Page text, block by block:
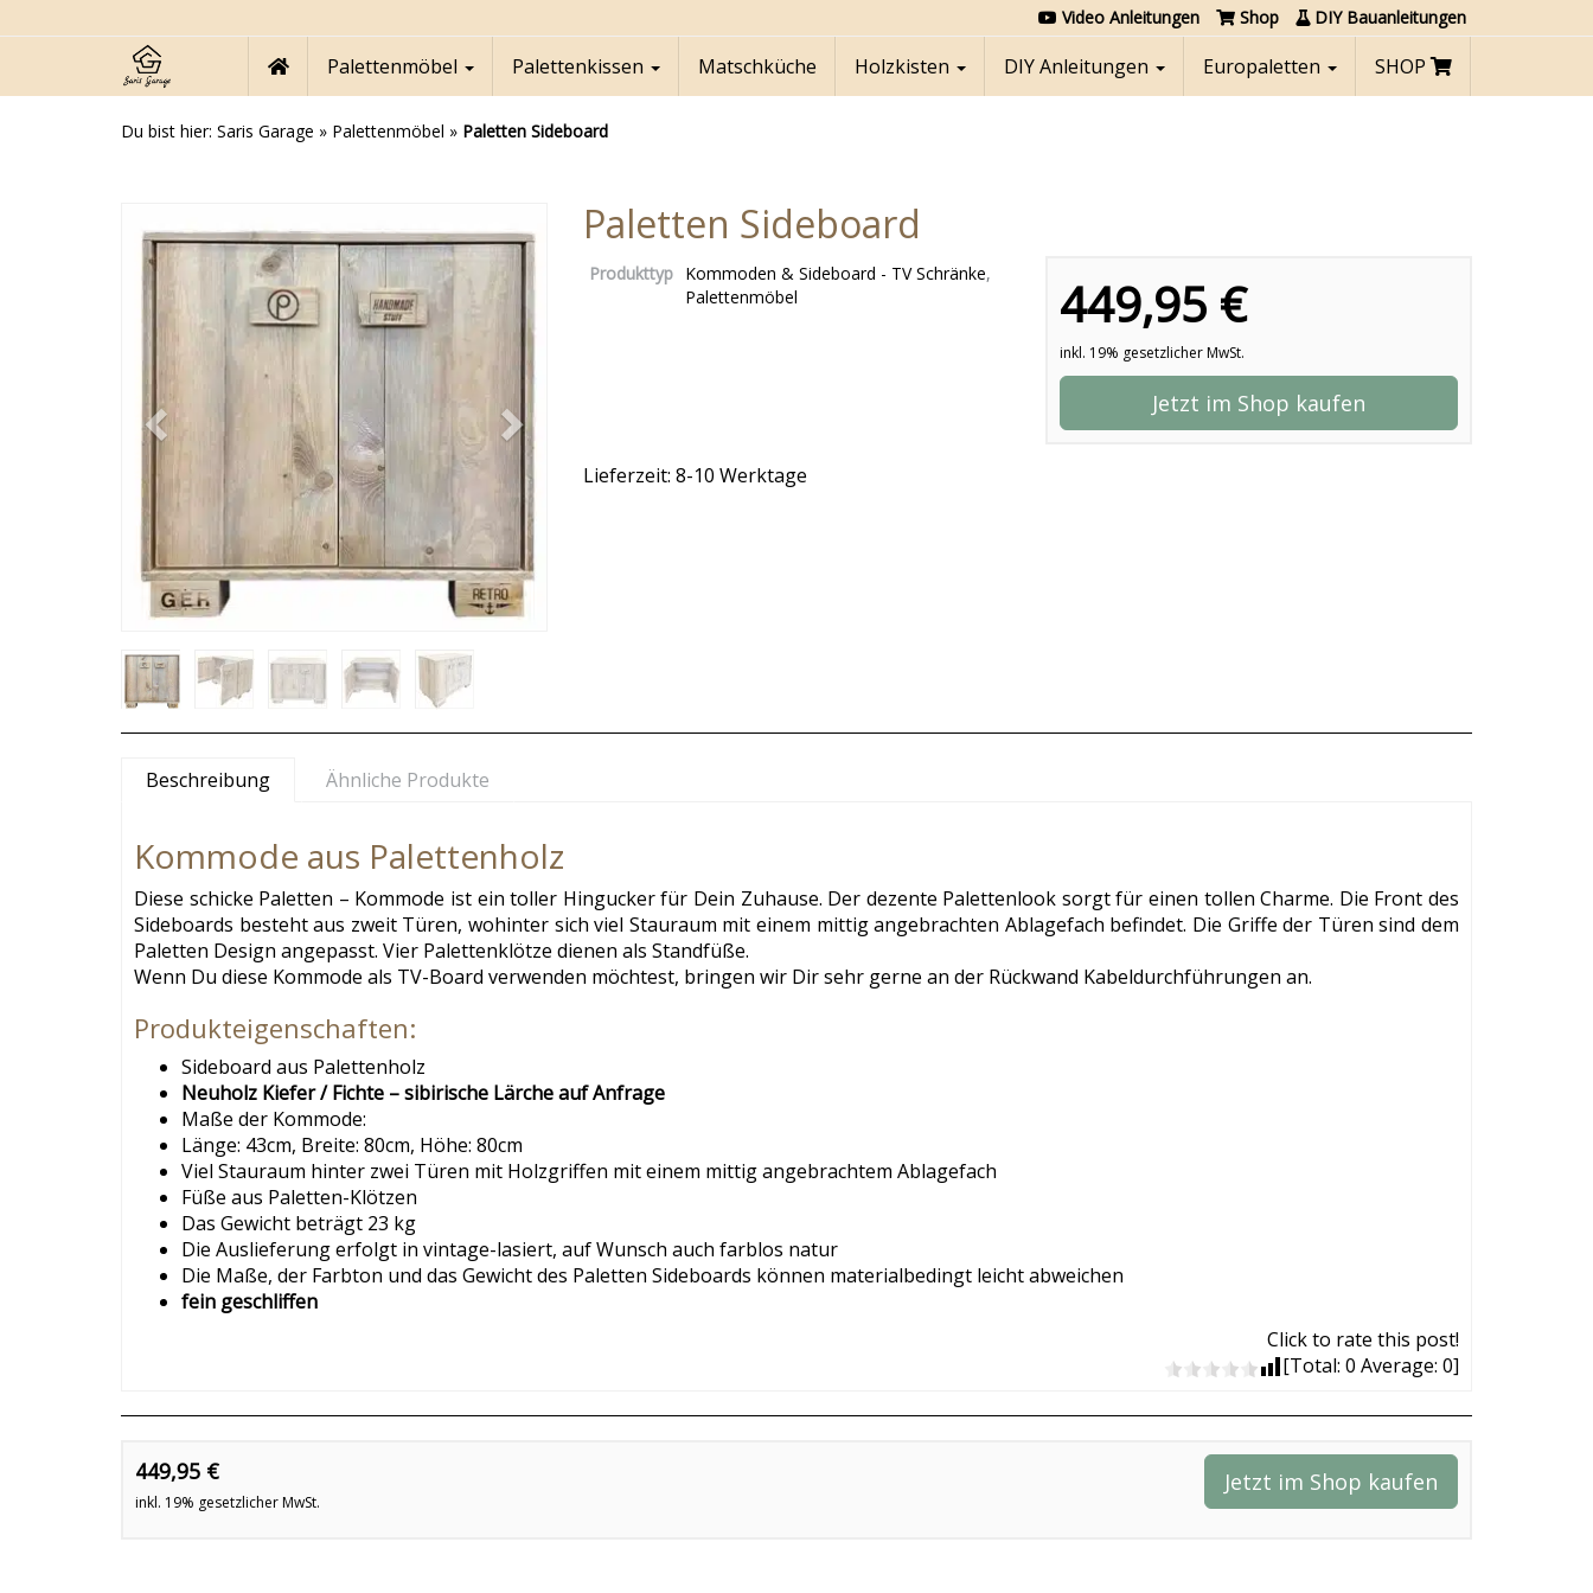
to
content
Video Anleitungen Shop DIY Bauanleitungen
Palettenmöbel Palettenkissen Matschküche Holzkisten DIY Anleitungen Europaletten SHOP
Du bist hier: Saris Garage » Palettenmöbel » Paletten Sideboard
Paletten Sideboard
449,95 €
inkl. 19% gesetzlicher MwSt.
Jetzt im Shop kaufen
Produkttyp Kommoden & Sideboard - TV Schränke,
Palettenmöbel
Lieferzeit: 8-10 Werktage
Beschreibung Ähnliche Produkte
Kommode aus Palettenholz
Diese schicke Paletten – Kommode ist ein toller Hingucker für Dein Zuhause. Der dezente Palettenlook sorgt für einen tollen Charme. Die Front des
Sideboards besteht aus zweit Türen, wohinter sich viel Stauraum mit einem mittig angebrachten Ablagefach befindet. Die Griffe der Türen sind dem
Paletten Design angepasst. Vier Palettenklötze dienen als Standfüße.
Wenn Du diese Kommode als TV-Board verwenden möchtest, bringen wir Dir sehr gerne an der Rückwand Kabeldurchführungen an.
Produkteigenschaften:
Sideboard aus Palettenholz
Neuholz Kiefer / Fichte – sibirische Lärche auf Anfrage
Maße der Kommode:
Länge: 43cm, Breite: 80cm, Höhe: 80cm
Viel Stauraum hinter zwei Türen mit Holzgriffen mit einem mittig angebrachtem Ablagefach
Füße aus Paletten-Klötzen
Das Gewicht beträgt 23 kg
Die Auslieferung erfolgt in vintage-lasiert, auf Wunsch auch farblos natur
Die Maße, der Farbton und das Gewicht des Paletten Sideboards können materialbedingt leicht abweichen
fein geschliffen
Click to rate this post!
[Total: 0 Average: 0]
449,95 €
inkl. 19% gesetzlicher MwSt.
Jetzt im Shop kaufen